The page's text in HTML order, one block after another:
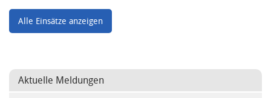
Alle Einsätze anzeigen
Aktuelle Meldungen